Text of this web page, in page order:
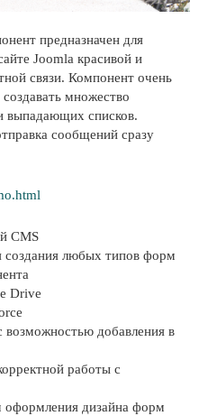
предназначен для
Joomla красивой и
связи. Компонент очень
множество
выпадающих списков.
сообщений сразу
CMS
любых типов форм
Drive
добавления в
работы с
дизайна форм